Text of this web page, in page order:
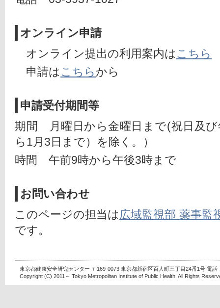
オンライン申請
オンライン提出の利用案内はこちら
申請はこちらから
申請受付期間等
期間　月曜日から金曜日まで(祝日及
ら1月3日まで）を除く。）
時間　午前9時から午後3時まで
お問い合わせ
このページの担当は広域監視部 薬事監
です。
東京都健康安全研究センター 〒169-0073 東京都新宿区百人町三丁目24番1号 電話
Copyright (C) 2011～ Tokyo Metropolitan Institute of Public Health. All Rights